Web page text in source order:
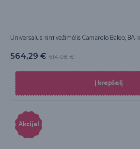
Universalus 3in1 vežimėlis Camarelo Baleo, BA-3
614,08€
564,29 €
Į krepšelį
Akcija!